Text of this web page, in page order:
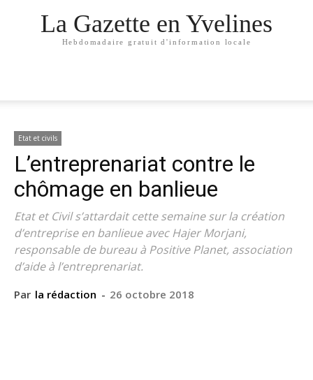
La Gazette en Yvelines
Hebdomadaire gratuit d'information locale
Etat et civils
L’entreprenariat contre le
chômage en banlieue
Etat et Civil s’attardait cette semaine sur la création
d’entreprise en banlieue avec Hajer Morjani,
responsable de bureau à Positive Planet, association
d’aide à l’entreprenariat.
Par la rédaction - 26 octobre 2018